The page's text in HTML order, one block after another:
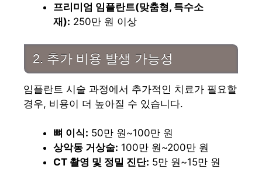
프리미엄 임플란트(맞춤형, 특수소
재): 250만 원 이상
2. 추가 비용 발생 가능성
임플란트 시술 과정에서 추가적인 치료가 필요할
경우, 비용이 더 높아질 수 있습니다.
뼈 이식: 50만 원~100만 원
상악동 거상술: 100만 원~200만 원
CT 촬영 및 정밀 진단: 5만 원~15만 원